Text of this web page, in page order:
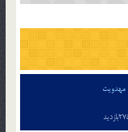
مهدویت